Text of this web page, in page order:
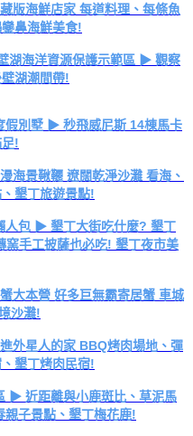
版海鮮店家 每道料理、每條魚
鼻海鮮美食!
湖海洋資源保護示範區 ▶ 觀察
湖潮間帶!
別墅 ▶ 秒飛威尼斯 14棟馬卡
!
景鞦韆 遼闊乾淨沙灘 看海、
墾丁旅遊景點!
人包 ▶ 墾丁大街吃什麼? 墾丁
窯手工披薩也必吃! 墾丁夜市美
大本營 好多巨無霸寄居蟹 車城
沙灘!
外星人的家 BBQ烤肉場地、彈
墾丁烤肉民宿!
▶ 近距離與小鹿斑比、草泥馬
親子景點、墾丁梅花鹿!